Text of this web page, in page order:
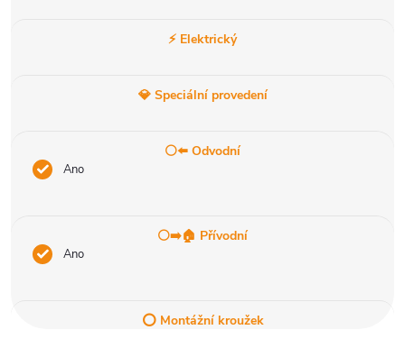
⚡ Elektrický
💎 Speciální provedení
⚪⬅️ Odvodní
Ano
⚪➡️🏠 Přívodní
Ano
⭕ Montážní kroužek